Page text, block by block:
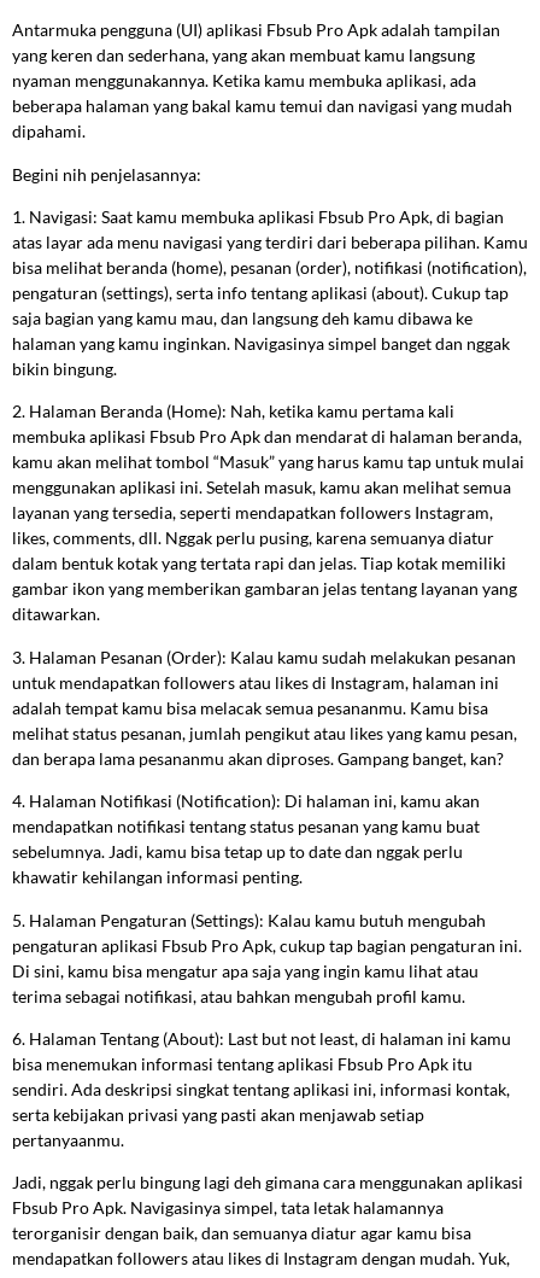
Antarmuka pengguna (UI) aplikasi Fbsub Pro Apk adalah tampilan
yang keren dan sederhana, yang akan membuat kamu langsung
nyaman menggunakannya. Ketika kamu membuka aplikasi, ada
beberapa halaman yang bakal kamu temui dan navigasi yang mudah
dipahami.
Begini nih penjelasannya:
1. Navigasi: Saat kamu membuka aplikasi Fbsub Pro Apk, di bagian
atas layar ada menu navigasi yang terdiri dari beberapa pilihan. Kamu
bisa melihat beranda (home), pesanan (order), notifikasi (notification),
pengaturan (settings), serta info tentang aplikasi (about). Cukup tap
saja bagian yang kamu mau, dan langsung deh kamu dibawa ke
halaman yang kamu inginkan. Navigasinya simpel banget dan nggak
bikin bingung.
2. Halaman Beranda (Home): Nah, ketika kamu pertama kali
membuka aplikasi Fbsub Pro Apk dan mendarat di halaman beranda,
kamu akan melihat tombol “Masuk” yang harus kamu tap untuk mulai
menggunakan aplikasi ini. Setelah masuk, kamu akan melihat semua
layanan yang tersedia, seperti mendapatkan followers Instagram,
likes, comments, dll. Nggak perlu pusing, karena semuanya diatur
dalam bentuk kotak yang tertata rapi dan jelas. Tiap kotak memiliki
gambar ikon yang memberikan gambaran jelas tentang layanan yang
ditawarkan.
3. Halaman Pesanan (Order): Kalau kamu sudah melakukan pesanan
untuk mendapatkan followers atau likes di Instagram, halaman ini
adalah tempat kamu bisa melacak semua pesananmu. Kamu bisa
melihat status pesanan, jumlah pengikut atau likes yang kamu pesan,
dan berapa lama pesananmu akan diproses. Gampang banget, kan?
4. Halaman Notifikasi (Notification): Di halaman ini, kamu akan
mendapatkan notifikasi tentang status pesanan yang kamu buat
sebelumnya. Jadi, kamu bisa tetap up to date dan nggak perlu
khawatir kehilangan informasi penting.
5. Halaman Pengaturan (Settings): Kalau kamu butuh mengubah
pengaturan aplikasi Fbsub Pro Apk, cukup tap bagian pengaturan ini.
Di sini, kamu bisa mengatur apa saja yang ingin kamu lihat atau
terima sebagai notifikasi, atau bahkan mengubah profil kamu.
6. Halaman Tentang (About): Last but not least, di halaman ini kamu
bisa menemukan informasi tentang aplikasi Fbsub Pro Apk itu
sendiri. Ada deskripsi singkat tentang aplikasi ini, informasi kontak,
serta kebijakan privasi yang pasti akan menjawab setiap
pertanyaanmu.
Jadi, nggak perlu bingung lagi deh gimana cara menggunakan aplikasi
Fbsub Pro Apk. Navigasinya simpel, tata letak halamannya
terorganisir dengan baik, dan semuanya diatur agar kamu bisa
mendapatkan followers atau likes di Instagram dengan mudah. Yuk,